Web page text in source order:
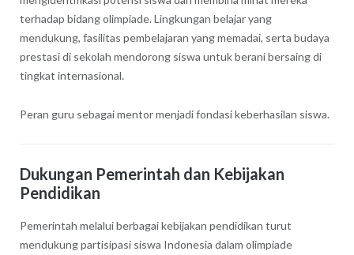
terhadap bidang olimpiade. Lingkungan belajar yang
mendukung, fasilitas pembelajaran yang memadai, serta budaya
prestasi di sekolah mendorong siswa untuk berani bersaing di
tingkat internasional.
Peran guru sebagai mentor menjadi fondasi keberhasilan siswa.
Dukungan Pemerintah dan Kebijakan
Pendidikan
Pemerintah melalui berbagai kebijakan pendidikan turut
mendukung partisipasi siswa Indonesia dalam olimpiade